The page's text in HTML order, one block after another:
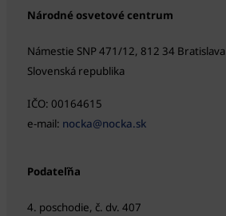
Národné osvetové centrum
Námestie SNP 471/12, 812 34 Bratislava
Slovenská republika
IČO: 00164615
e-mail: nocka@nocka.sk
Podateľňa
4. poschodie, č. dv. 407